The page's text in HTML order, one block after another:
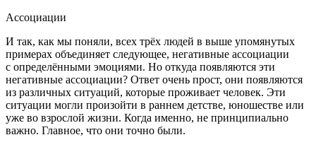
Ассоциации
И так, как мы поняли, всех трёх людей в выше упомянутых
примерах объединяет следующее, негативные ассоциации
с определёнными эмоциями. Но откуда появляются эти
негативные ассоциации? Ответ очень прост, они появляются
из различных ситуаций, которые проживает человек. Эти
ситуации могли произойти в раннем детстве, юношестве или
уже во взрослой жизни. Когда именно, не принципиально
важно. Главное, что они точно были.